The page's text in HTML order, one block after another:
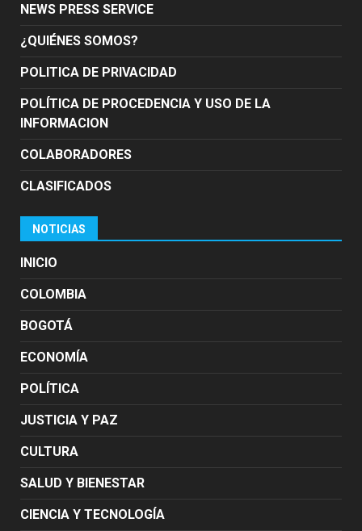
NEWS PRESS SERVICE
¿QUIÉNES SOMOS?
POLITICA DE PRIVACIDAD
POLÍTICA DE PROCEDENCIA Y USO DE LA
INFORMACION
COLABORADORES
CLASIFICADOS
NOTICIAS
INICIO
COLOMBIA
BOGOTÁ
ECONOMÍA
POLÍTICA
JUSTICIA Y PAZ
CULTURA
SALUD Y BIENESTAR
CIENCIA Y TECNOLOGÍA